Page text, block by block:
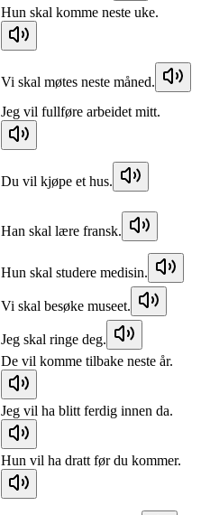
Hun skal komme neste uke.
Vi skal møtes neste måned.
Jeg vil fullføre arbeidet mitt.
Du vil kjøpe et hus.
Han skal lære fransk.
Hun skal studere medisin.
Vi skal besøke museet.
Jeg skal ringe deg.
De vil komme tilbake neste år.
Jeg vil ha blitt ferdig innen da.
Hun vil ha dratt før du kommer.